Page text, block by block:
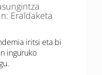
Eraldaketa
iritsi eta bi
inguruko